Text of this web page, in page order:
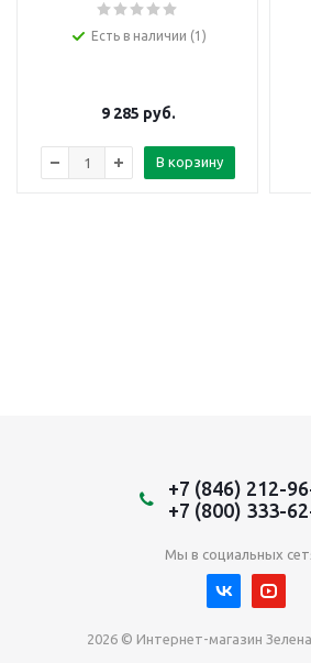
Есть в наличии (1)
9 285 руб.
В корзину
+7 (846) 212-
+7 (800) 333-
Мы в социальных
2026 © Интернет-магазин